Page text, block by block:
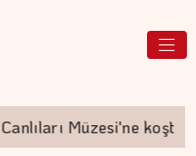
Müzesi'ne koştu